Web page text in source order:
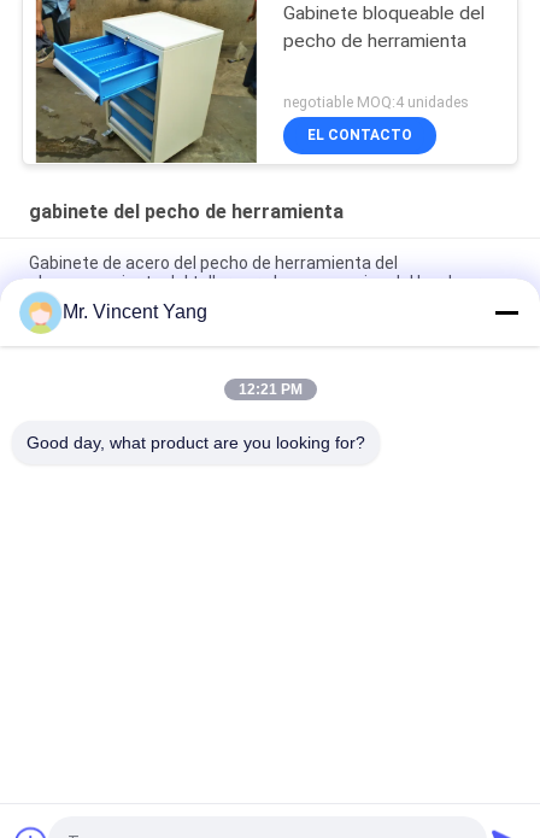
Gabinete bloqueable del
pecho de herramienta
negotiable MOQ:4 unidades
EL CONTACTO
gabinete del pecho de herramienta
Gabinete de acero del pecho de herramienta del
almacenamiento del taller para los accesorios del hardware
Gabinete industrial durable del pecho de herramienta con el
cajón de las divisiones de los divisores
Gabinete bloqueable de acero en frío del pecho de
Mr. Vincent Yang
12:21 PM
Good day, what product are you looking for?